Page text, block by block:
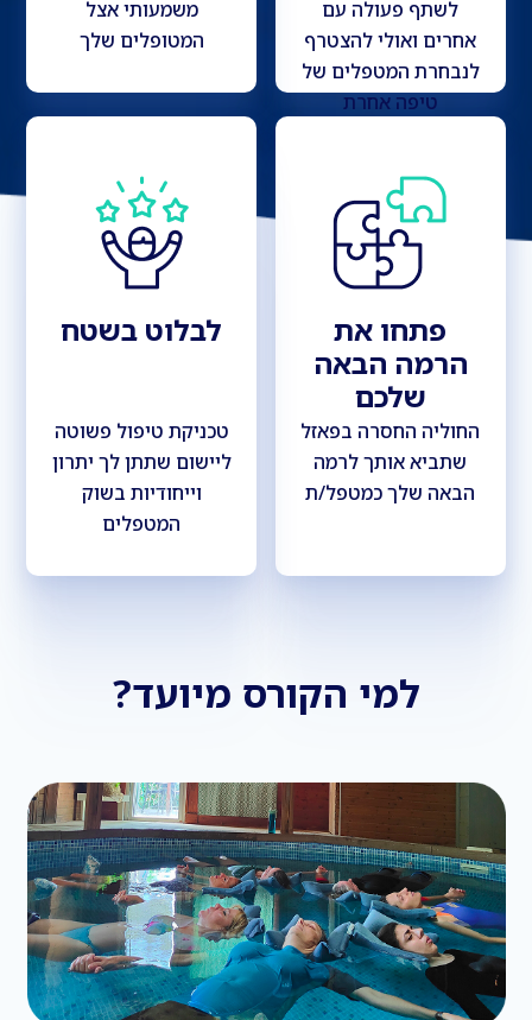
לשתף פעולה עם
אחרים ואולי להצטרף
לנבחרת המטפלים של
טיפה אחרת
משמעותי אצל
המטופלים שלך
פתחו את
הרמה הבאה
שלכם
החוליה החסרה בפאזל
שתביא אותך לרמה
הבאה שלך כמטפל/ת
לבלוט בשטח
טכניקת טיפול פשוטה
ליישום שתתן לך יתרון
וייחודיות בשוק
המטפלים
למי הקורס מיועד?